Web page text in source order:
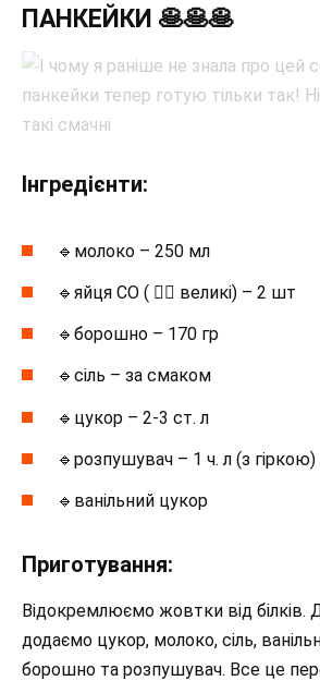
ПАНКЕЙКИ 🥞🥞🥞
Інгредієнти:
🔹молоко – 250 мл
🔹яйця СО ( 👉🏻 великі) – 2 шт
🔹борошно – 170 гр
🔹сіль – за смаком
🔹цукор – 2-3 ст. л
🔹розпушувач – 1 ч. л (з гіркою)
🔹ванільний цукор
Приготування:
Відокремлюємо жовтки від білків.
додаємо цукор, молоко, сіль,
борошно та розпушувач. Все це